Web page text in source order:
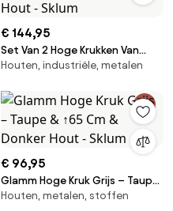
€ 144,95
Set Van 2 Hoge Krukken Van
Glamm-fluweel Grijs – Taupe &
Houten, industriële, metalen
€ 96,95
Glamm Hoge Kruk Grijs – Taupe
& ↑65 Cm & Donker Hout -
Houten, metalen, stoffen